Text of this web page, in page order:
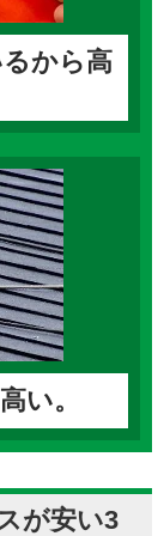
から高
い。
が安い3